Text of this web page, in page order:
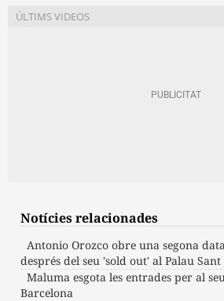
Notícies relacionades
Antonio Orozco obre una segona
després del seu 'sold out' al Palau
Maluma esgota les entrades per al
Barcelona